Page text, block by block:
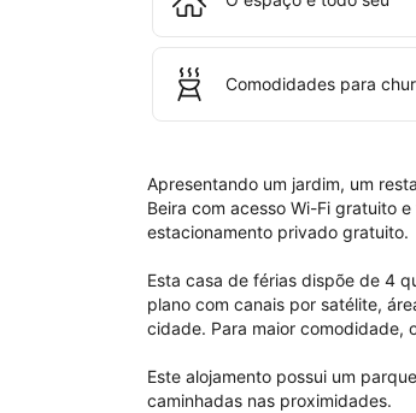
Comodidades para
Apresentando um jardim, um
Beira com acesso Wi-Fi gratuito
estacionamento privado gratuito.
Esta casa de férias dispõe de 4
plano com canais por satélite,
cidade. Para maior comodidade,
Este alojamento possui um
caminhadas nas proximidades.